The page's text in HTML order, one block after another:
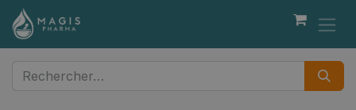
Se rendre au contenu